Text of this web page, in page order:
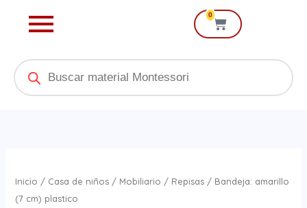
0
Cart
Products
search
Inicio / Casa de niños/ Mobiliario / Repisas/ Bandeja: amarillo
(7 cm) plastico
amarillo
(7